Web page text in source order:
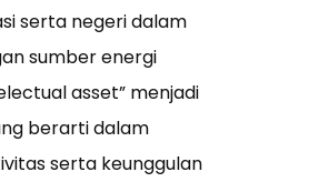
serta negeri dalam
sumber energi
asset” menjadi
berarti dalam
serta keunggulan